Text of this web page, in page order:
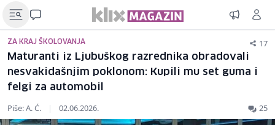
ZA KRAJ ŠKOLOVANJA 17
Maturanti iz Ljubuškog razrednika obradovali
nesvakidašnjim poklonom: Kupili mu set guma i
felgi za automobil
Piše: A. Ć. | 02.06.2026. 25